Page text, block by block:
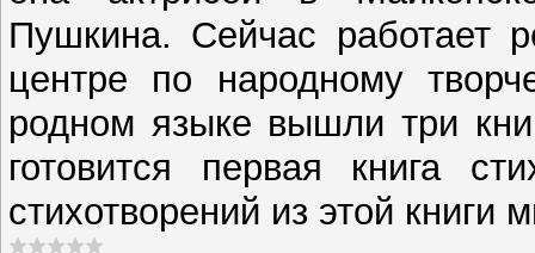
Пушкина. Сейчас работает
центре по народному
родном языке вышли три
готовится первая книга
стихотворений из этой